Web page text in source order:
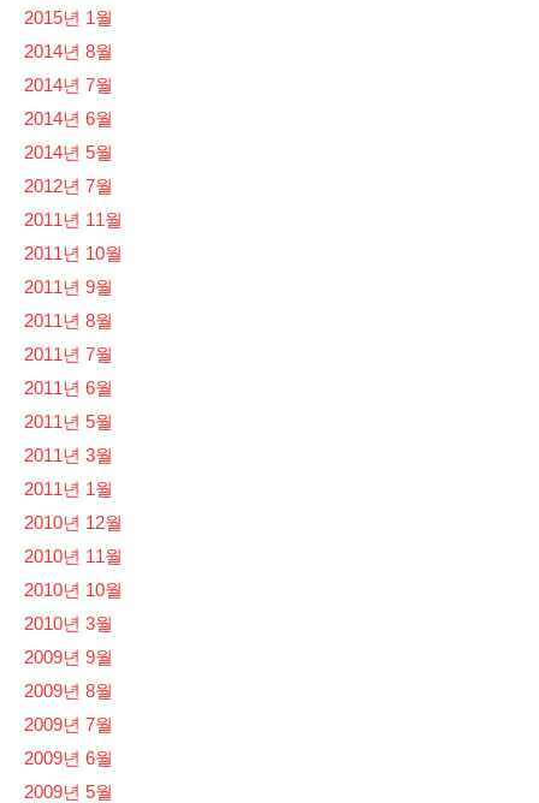
2015년 1월
2014년 8월
2014년 7월
2014년 6월
2014년 5월
2012년 7월
2011년 11월
2011년 10월
2011년 9월
2011년 8월
2011년 7월
2011년 6월
2011년 5월
2011년 3월
2011년 1월
2010년 12월
2010년 11월
2010년 10월
2010년 3월
2009년 9월
2009년 8월
2009년 7월
2009년 6월
2009년 5월